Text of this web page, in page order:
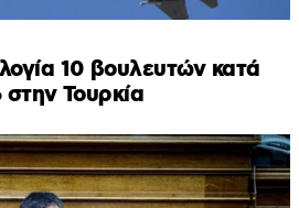
10 βουλευτών κατά
Τουρκία